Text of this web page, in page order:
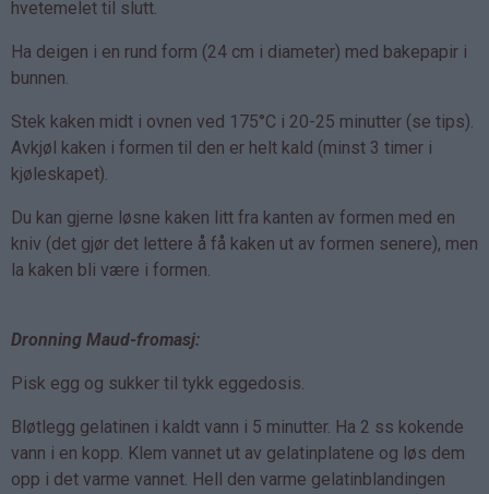
hvetemelet til slutt.
Ha deigen i en rund form (24 cm i diameter) med bakepapir i
bunnen.
Stek kaken midt i ovnen ved 175°C i 20-25 minutter (se tips).
Avkjøl kaken i formen til den er helt kald (minst 3 timer i
kjøleskapet).
Du kan gjerne løsne kaken litt fra kanten av formen med en
kniv (det gjør det lettere å få kaken ut av formen senere), men
la kaken bli være i formen.
Dronning Maud-fromasj:
Pisk egg og sukker til tykk eggedosis.
Bløtlegg gelatinen i kaldt vann i 5 minutter. Ha 2 ss kokende
vann i en kopp. Klem vannet ut av gelatinplatene og løs dem
opp i det varme vannet. Hell den varme gelatinblandingen